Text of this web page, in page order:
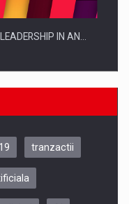
IN AN…
tranzactii